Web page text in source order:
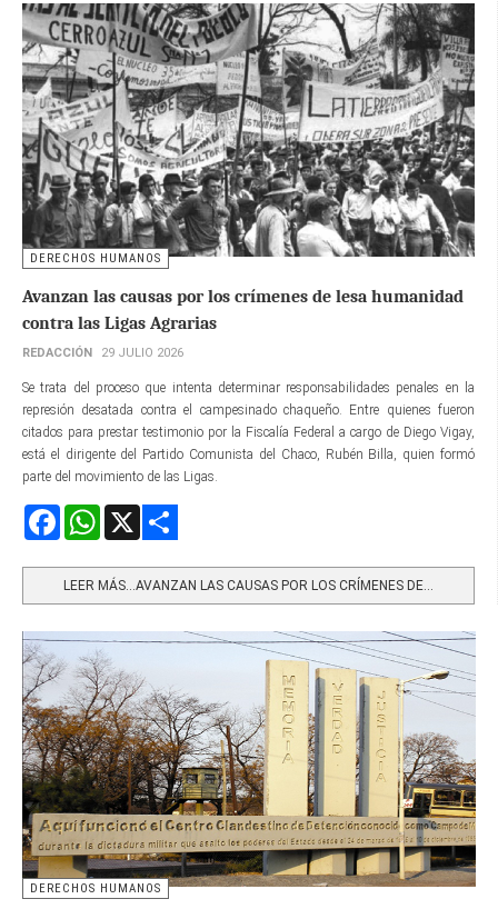
DERECHOS HUMANOS
Avanzan las causas por los crímenes de lesa humanidad
contra las Ligas Agrarias
REDACCIÓN 29 JULIO 2026
Se trata del proceso que intenta determinar responsabilidades penales en la
represión desatada contra el campesinado chaqueño. Entre quienes fueron
citados para prestar testimonio por la Fiscalía Federal a cargo de Diego Vigay,
está el dirigente del Partido Comunista del Chaco, Rubén Billa, quien formó
parte del movimiento de las Ligas.
FacebookWhatsApp
LEER MÁS…AVANZAN LAS CAUSAS POR LOS CRÍMENES DE...
DERECHOS HUMANOS